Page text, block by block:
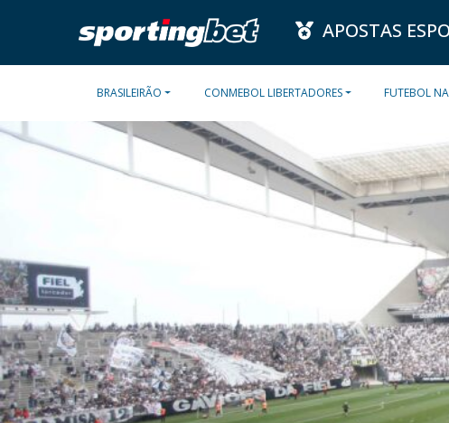
APOSTAS
BRASILEIRÃO CONMEBOL LIBERTADORES FUTEBOL